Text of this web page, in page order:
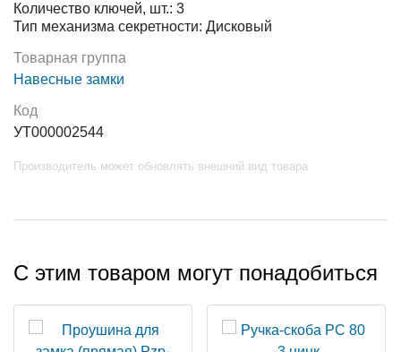
Количество ключей, шт.: 3
Тип механизма секретности: Дисковый
Товарная группа
Навесные замки
Код
УТ000002544
Производитель может обновлять внешний вид товара
С этим товаром могут понадобиться